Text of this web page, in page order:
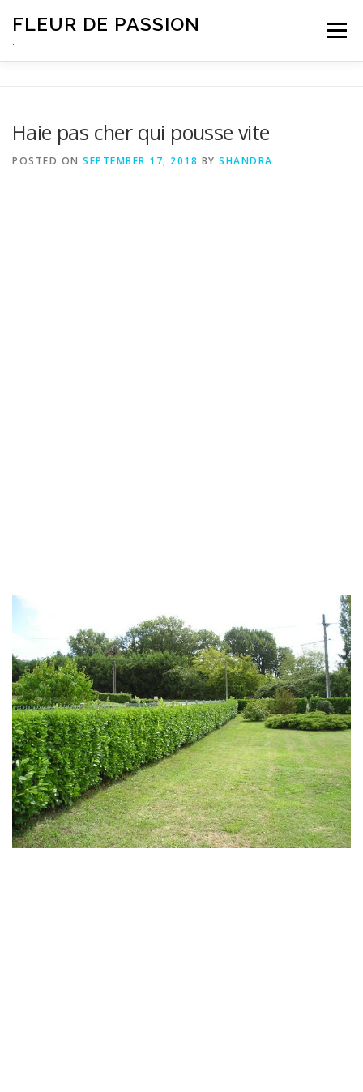
FLEUR DE PASSION
.
Menu
Haie pas cher qui pousse vite
POSTED ON SEPTEMBER 17, 2018 BY SHANDRA